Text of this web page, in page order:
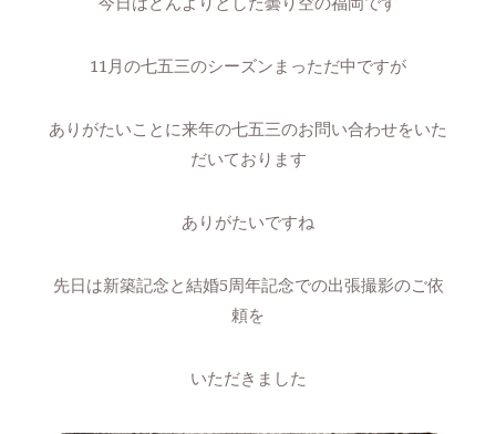
11月の七五三のシーズンまっただ中ですが
ありがたいことに来年の七五三のお問い合わせをいた
だいております
ありがたいですね
先日は新築記念と結婚5周年記念での出張撮影のご依
頼を
いただきました